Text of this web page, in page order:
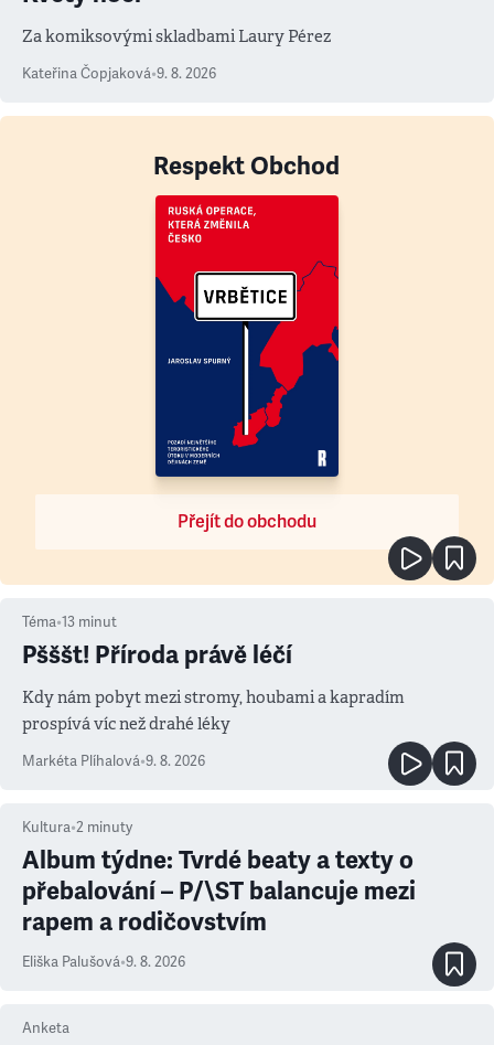
Za komiksovými skladbami Laury Pérez
Kateřina Čopjaková•9. 8. 2026
Respekt Obchod
Přejít do obchodu
Téma•13 minut
Pšššt! Příroda právě léčí
Kdy nám pobyt mezi stromy, houbami a kapradím
prospívá víc než drahé léky
Markéta Plíhalová•9. 8. 2026
Kultura•2 minuty
Album týdne: Tvrdé beaty a texty o
přebalování – P/\ST balancuje mezi
rapem a rodičovstvím
Eliška Palušová•9. 8. 2026
Anketa